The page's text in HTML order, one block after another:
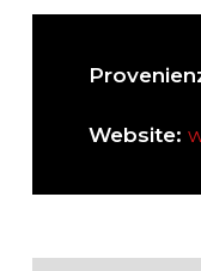
Website: